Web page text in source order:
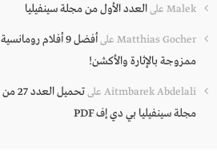
Malek علىالعدد الأول من مجلة سينفيليا
Matthias Gocher على
أفضل 9 أفلام رومانسية
ممزوجة بالإثارة والأكشن!
Aitmbarek Abdelali على
تحميل العدد 27 من
مجلة سينفيليا بي دي إف PDF